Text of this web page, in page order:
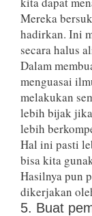
Mereka
hadirkan. Ini
secara halus
Dalam
menguasai
melakukan
lebih bijak
lebih
Hal ini pasti
bisa kita
Hasilnya pun
dikerjakan
5. Buat